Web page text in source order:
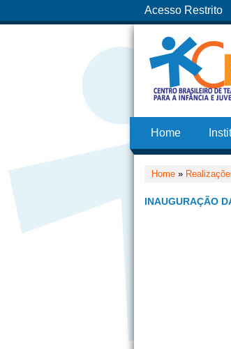
Acesso Restrito
Home
Home »
INAUGURAÇÃO